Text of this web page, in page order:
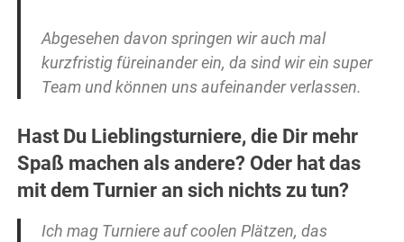
Abgesehen davon springen wir auch mal
kurzfristig füreinander ein, da sind wir ein super
Team und können uns aufeinander verlassen.
Hast Du Lieblingsturniere, die Dir mehr
Spaß machen als andere? Oder hat das
mit dem Turnier an sich nichts zu tun?
Ich mag Turniere auf coolen Plätzen, das